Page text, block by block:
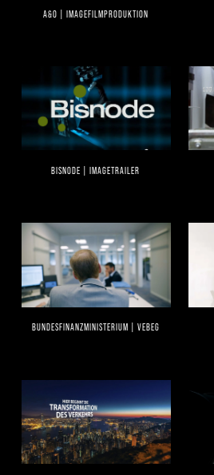
A&O | IMAGEFILMPRODUKTION
BISNODE | IMAGETRAILER
BUNDESFINANZMINISTERIUM | VEBEG